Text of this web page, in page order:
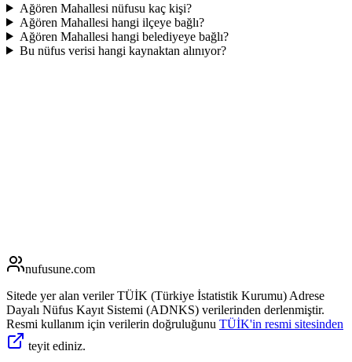
Ağören Mahallesi nüfusu kaç kişi?
Ağören Mahallesi hangi ilçeye bağlı?
Ağören Mahallesi hangi belediyeye bağlı?
Bu nüfus verisi hangi kaynaktan alınıyor?
nufusune.com
Sitede yer alan veriler TÜİK (Türkiye İstatistik Kurumu) Adrese
Dayalı Nüfus Kayıt Sistemi (ADNKS) verilerinden derlenmiştir.
Resmi kullanım için verilerin doğruluğunu TÜİK'in resmi sitesinden
teyit ediniz.